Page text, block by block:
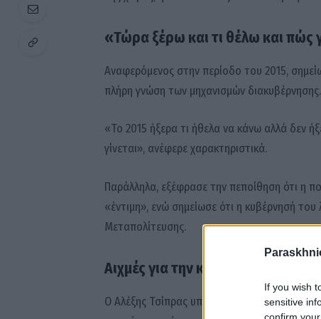
If you wish
sensitive
«Τώρα ξέρω και τι θέλω και πώς
Αναφερόμενος στην περίοδο του 2015,
πλήρη γνώση των μηχανισμών διακυβέρνησης.
«Το 2015 ήξερα τι ήθελα να κάνω αλλά δεν
γίνεται», ανέφερε χαρακτηριστικά.
Παράλληλα, εξέφρασε την πεποίθηση ότι η
«έντιμη», ενώ σημείωσε ότι η κυβέρνησή
Μεταπολίτευσης.
Αιχμές για την κυβέρνηση
Ο Αλέξης Τσίπρας υποστήριξε ότι στο τέλος